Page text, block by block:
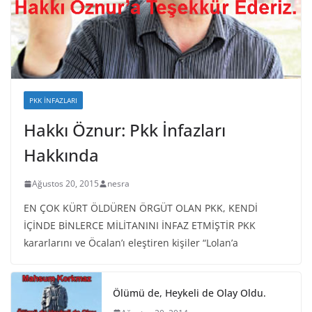
PKK İNFAZLARI
Hakkı Öznur: Pkk İnfazları
Hakkında
Ağustos 20, 2015 nesra
EN ÇOK KÜRT ÖLDÜREN ÖRGÜT OLAN PKK, KENDİ
İÇİNDE BİNLERCE MİLİTANINI İNFAZ ETMİŞTİR PKK
kararlarını ve Öcalan’ı eleştiren kişiler “Lolan’a
Ölümü de, Heykeli de Olay Oldu.